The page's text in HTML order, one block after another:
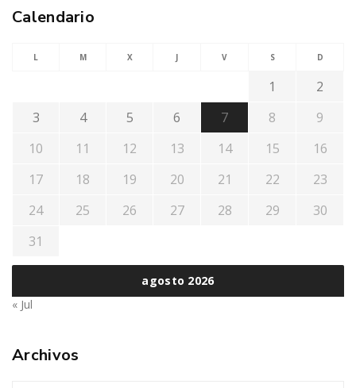
Calendario
agosto 2026
L M X J V S D
1
2
3
4 5 6 7 8
9
10
11 12 13 14 15
16
17
18 19 20 21 22
23
24
25 26 27 28 29
30
31
« Jul
Archivos